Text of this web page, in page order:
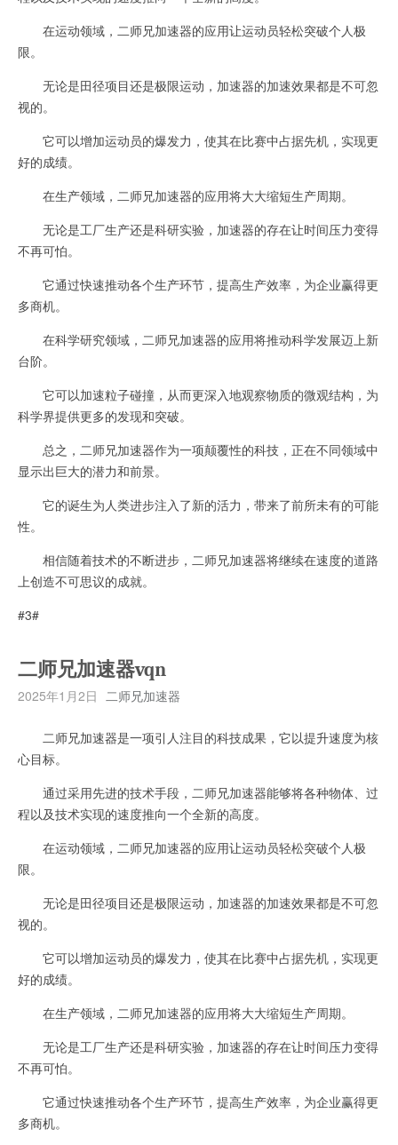
在运动领域，二师兄加速器的应用让运动员轻松突破个人极
限。
无论是田径项目还是极限运动，加速器的加速效果都是不可忽
视的。
它可以增加运动员的爆发力，使其在比赛中占据先机，实现更
好的成绩。
在生产领域，二师兄加速器的应用将大大缩短生产周期。
无论是工厂生产还是科研实验，加速器的存在让时间压力变得
不再可怕。
它通过快速推动各个生产环节，提高生产效率，为企业赢得更
多商机。
在科学研究领域，二师兄加速器的应用将推动科学发展迈上新
台阶。
它可以加速粒子碰撞，从而更深入地观察物质的微观结构，为
科学界提供更多的发现和突破。
总之，二师兄加速器作为一项颠覆性的科技，正在不同领域中
显示出巨大的潜力和前景。
它的诞生为人类进步注入了新的活力，带来了前所未有的可能
性。
相信随着技术的不断进步，二师兄加速器将继续在速度的道路
上创造不可思议的成就。
#3#
二师兄加速器vqn
2025年1月2日 二师兄加速器
二师兄加速器是一项引人注目的科技成果，它以提升速度为核
心目标。
通过采用先进的技术手段，二师兄加速器能够将各种物体、过
程以及技术实现的速度推向一个全新的高度。
在运动领域，二师兄加速器的应用让运动员轻松突破个人极
限。
无论是田径项目还是极限运动，加速器的加速效果都是不可忽
视的。
它可以增加运动员的爆发力，使其在比赛中占据先机，实现更
好的成绩。
在生产领域，二师兄加速器的应用将大大缩短生产周期。
无论是工厂生产还是科研实验，加速器的存在让时间压力变得
不再可怕。
它通过快速推动各个生产环节，提高生产效率，为企业赢得更
多商机。